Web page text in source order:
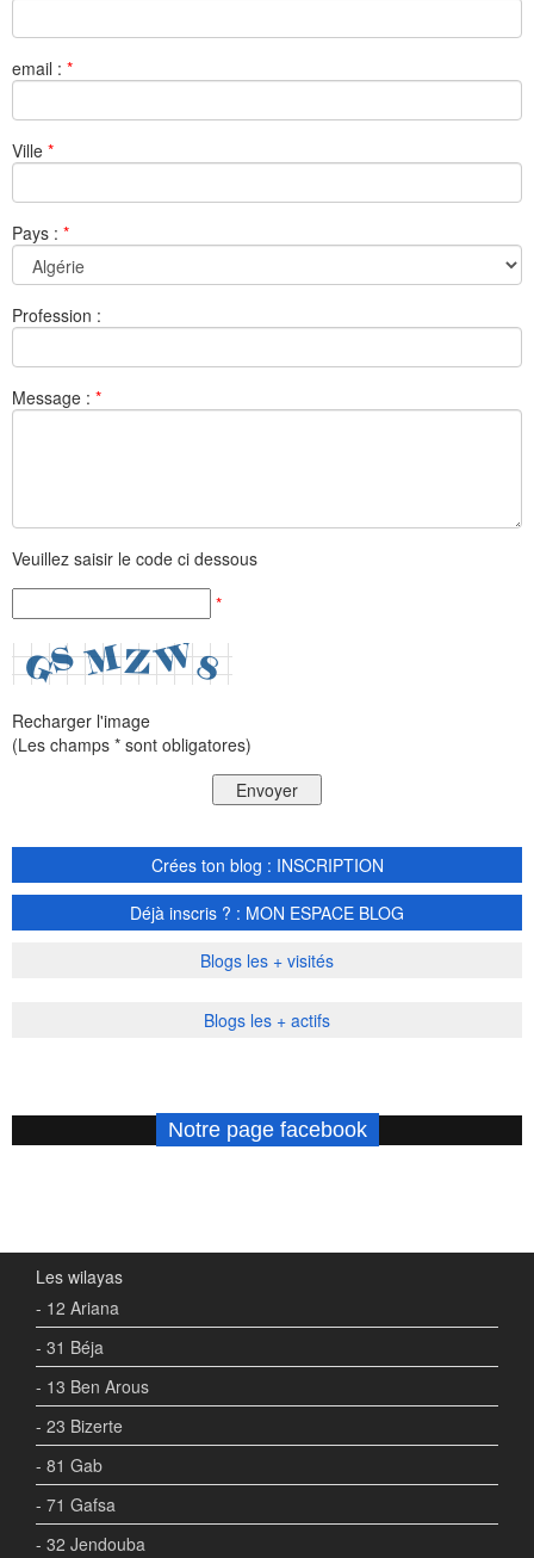
email : *
Ville *
Pays : *
Profession :
Message : *
Veuillez saisir le code ci dessous
*
Recharger l'image
(Les champs * sont obligatores)
Crées ton blog : INSCRIPTION
Déjà inscris ? : MON ESPACE BLOG
Blogs les + visités
Blogs les + actifs
Notre page facebook
Les wilayas
- 12 Ariana
- 31 Béja
- 13 Ben Arous
- 23 Bizerte
- 81 Gab
- 71 Gafsa
- 32 Jendouba